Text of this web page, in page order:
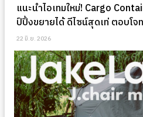
แนะนำไอเทมใหม่! Cargo
ป์ปิ้งขยายได้ ดีไซน์สุดเท่ ตอบโจ
22 มิ.ย. 2026